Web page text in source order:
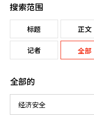
搜索范围
标题 正文
记者 全部
全部的